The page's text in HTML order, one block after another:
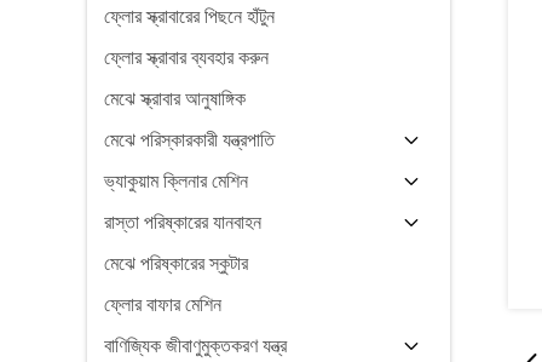
ফ্লোর স্ক্রাবারের পিছনে হাঁটুন
ফ্লোর স্ক্রাবার ব্যবহার করুন
মেঝে স্ক্রাবার আনুষাঙ্গিক
মেঝে পরিস্কারকারী যন্ত্রপাতি
ভ্যাকুয়াম ক্লিনার মেশিন
রাস্তা পরিষ্কারের যানবাহন
মেঝে পরিষ্কারের স্কুটার
ফ্লোর বাফার মেশিন
বাণিজ্যিক জীবাণুমুক্তকরণ যন্ত্র